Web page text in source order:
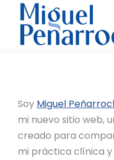
Soy Miguel
mi nuevo sitio web,
creado para
mi práctica clínica